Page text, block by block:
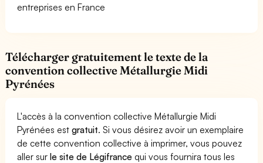
entreprises en France
Télécharger gratuitement le texte de la
convention collective Métallurgie Midi
Pyrénées
L'accès à la convention collective Métallurgie Midi
Pyrénées estgratuit. Si vous désirez avoir un exemplaire
de cette convention collective à imprimer, vous pouvez
aller surle site de Légifrance qui vous fournira tous les